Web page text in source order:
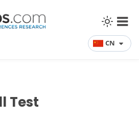
CN
Test